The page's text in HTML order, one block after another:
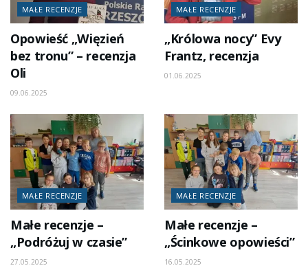
MAŁE RECENZJE
Opowieść „Więzień
bez tronu” – recenzja
Oli
09.06.2025
MAŁE RECENZJE
„Królowa nocy” Evy
Frantz, recenzja
01.06.2025
MAŁE RECENZJE
Małe recenzje –
„Podróżuj w czasie”
27.05.2025
MAŁE RECENZJE
Małe recenzje –
„Ścinkowe opowieści”
16.05.2025